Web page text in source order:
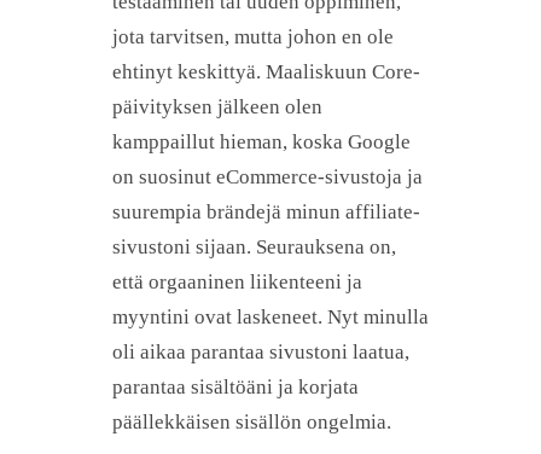
jota tarvitsen, mutta johon en ole
ehtinyt keskittyä. Maaliskuun Core-
päivityksen jälkeen olen
kamppaillut hieman, koska Google
on suosinut eCommerce-sivustoja ja
suurempia brändejä minun affiliate-
sivustoni sijaan. Seurauksena on,
että orgaaninen liikenteeni ja
myyntini ovat laskeneet. Nyt minulla
oli aikaa parantaa sivustoni laatua,
parantaa sisältöäni ja korjata
päällekkäisen sisällön ongelmia.